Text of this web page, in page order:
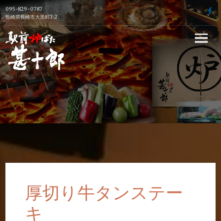
Skip
to
content
095-829-0787
長崎県長崎市大黒町7-2
長崎駅前の炉端
焼き居酒屋【駅
前炉端 甚十郎】
の公式ホームペ
ージ
厚切り牛タンステー
キ